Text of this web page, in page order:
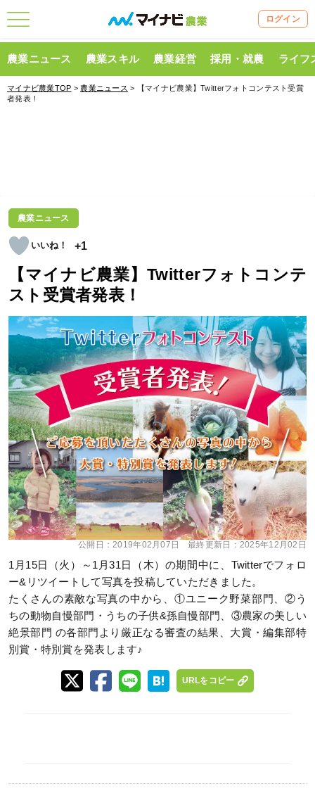
ログイン
農業ニュース 農業スキル 農業経営 採用・就農 ライフ
マイナビ農業TOP > 農業ニュース > 【マイナビ農業】Twitterフォトコンテスト受賞
者発表！
農業ニュース
+1
【マイナビ農業】Twitterフォトコンテ
スト受賞者発表！
公開日：2019年02月07日 最終更新日： 2025年12月02日
1月15日（火）～1月31日（木）の期間中に、Twitterでフォロ
ー&リツイートして写真を投稿していただきました。
たくさんの素敵な写真の中から、①ユニーク野菜部門、②う
ちの動物自慢部門・うちの子供&孫自慢部門、③農家の美しい
絶景部門 の各部門より厳正なる審査の結果、大賞・編集部特
別賞・特別賞を発表します♪
URLをコピー